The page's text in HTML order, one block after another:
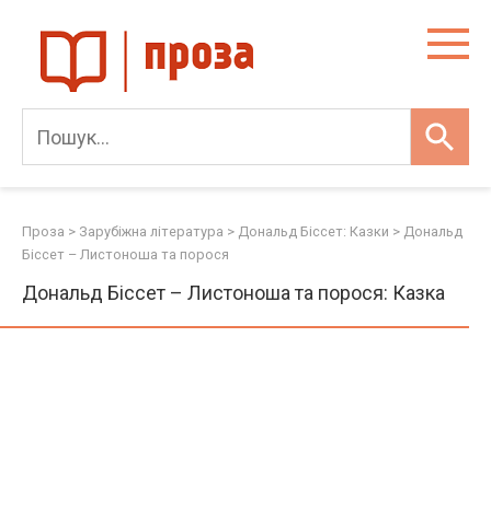
content
Проза > Зарубіжна література > Дональд Біссет: Казки > Дональд
Біссет – Листоноша та порося
Дональд Біссет – Листоноша та порося: Казка